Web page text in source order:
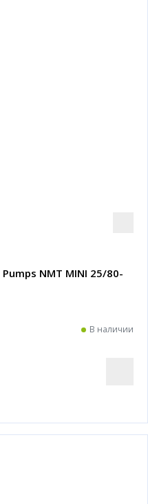
NMT MINI 25/80-
В наличии